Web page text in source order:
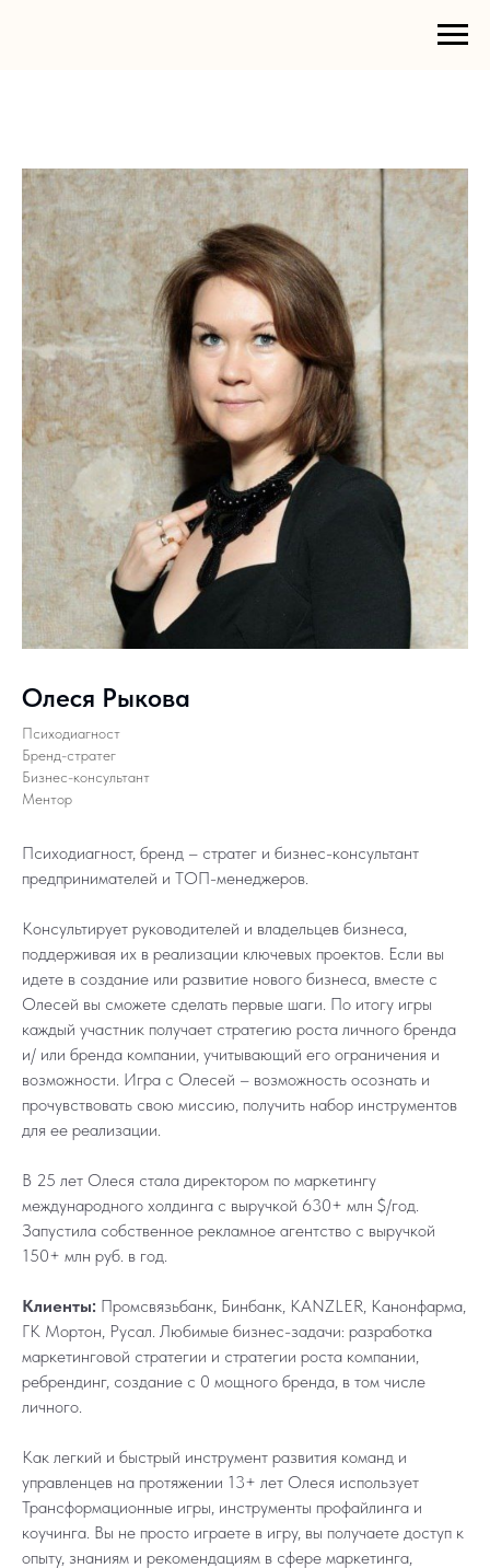
Олеся Рыкова
Психодиагност
Бренд-стратег
Бизнес-консультант
Ментор
Психодиагност, бренд – стратег и бизнес-консультант
предпринимателей и ТОП-менеджеров.
Консультирует руководителей и владельцев бизнеса,
поддерживая их в реализации ключевых проектов. Если вы
идете в создание или развитие нового бизнеса, вместе с
Олесей вы cможете сделать первые шаги. По итогу игры
каждый участник получает стратегию роста личного бренда
и/ или бренда компании, учитывающий его ограничения и
возможности. Игра с Олесей – возможность осознать и
прочувствовать свою миссию, получить набор инструментов
для ее реализации.
В 25 лет Олеся стала директором по маркетингу
международного холдинга с выручкой 630+ млн $/год.
Запустила собственное рекламное агентство с выручкой
150+ млн руб. в год.
Клиенты: Промсвязьбанк, Бинбанк, KANZLER, Канонфарма,
ГК Мортон, Русал. Любимые бизнес-задачи: разработка
маркетинговой стратегии и стратегии роста компании,
ребрендинг, создание с 0 мощного бренда, в том числе
личного.
Как легкий и быстрый инструмент развития команд и
управленцев на протяжении 13+ лет Олеся использует
Трансформационные игры, инструменты профайлинга и
коучинга. Вы не просто играете в игру, вы получаете доступ к
опыту, знаниям и рекомендациям в сфере маркетинга,